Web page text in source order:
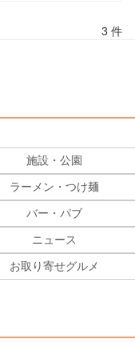
3 件
施設・公園
ラーメン・つけ麺
バー・パブ
ニュース
お取り寄せグルメ